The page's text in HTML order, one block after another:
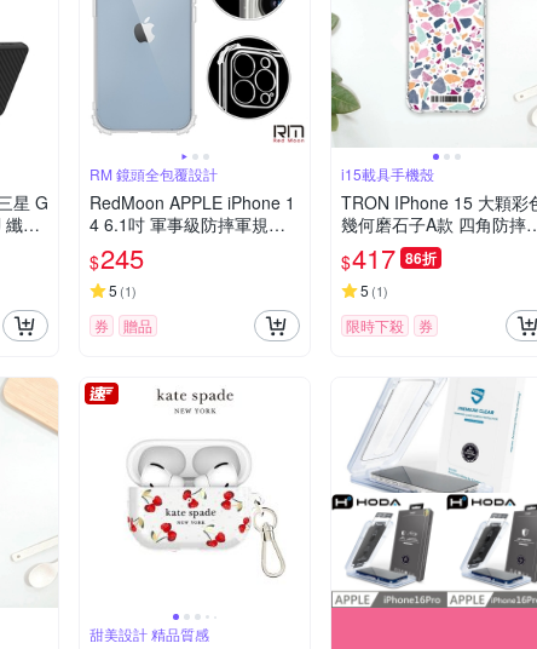
星 G
纖極
RM 鏡頭全包覆設計
RedMoon APPLE iPhone 1
4 6.1吋 軍事級防摔軍規手
機殼 鏡頭增高全包覆
$245
5 (1)
券 贈品
i15載具手機殼
TRON IPhone 15 大顆彩
幾何磨石子A款 四角防摔
具殼 軟殼 手機殼
$417 86折
5 (1)
限時下殺 券
甜美設計 精品質感